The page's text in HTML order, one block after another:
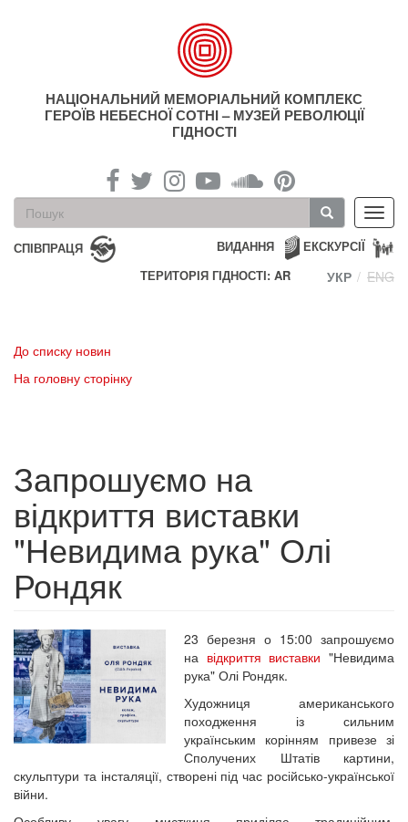
НАЦІОНАЛЬНИЙ МЕМОРІАЛЬНИЙ КОМПЛЕКС
ГЕРОЇВ НЕБЕСНОЇ СОТНІ – МУЗЕЙ РЕВОЛЮЦІЇ
ГІДНОСТІ
Пошукова
форма
Пошук
СПІВПРАЦЯ ЕКСКУРСІЇ
ВИДАННЯ
ТЕРИТОРІЯ ГІДНОСТІ: AR
УКР ENG
До списку новин
На головну сторінку
Запрошуємо на
відкриття виставки
"Невидима рука" Олі
Рондяк
23 березня о 15:00 запрошуємо
на відкриття виставки"Невидима
рука" Олі Рондяк.
Художниця американського
походження із сильним
українським корінням привезе зі
Сполучених Штатів картини,
скульптури та інсталяції, створені під час російсько-української
війни.